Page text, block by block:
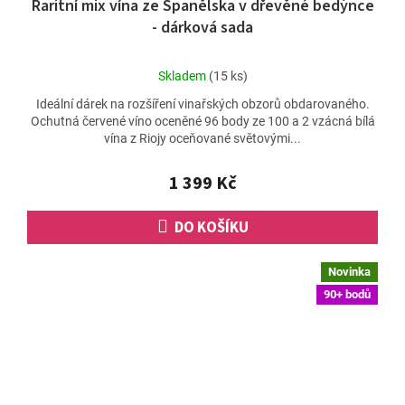
Raritní mix vína ze Španělska v dřevěné bedýnce
- dárková sada
Průměrné
produktu
je
5,0
5
hvězdiček.
Skladem (15 ks)
1 399 Kč
DO KOŠÍKU
Ideální dárek na rozšíření vinařských obzorů obdarovaného.
Ochutná červené víno oceněné 96 body ze 100 a 2 vzácná bílá
vína z Riojy oceňované světovými...
Novinka
90+ bodů